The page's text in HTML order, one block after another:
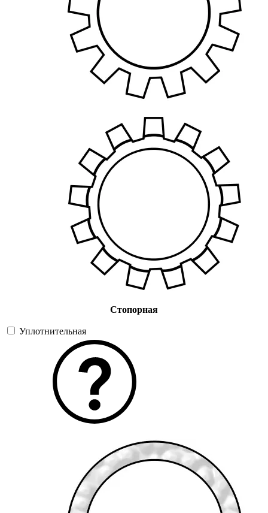
Стопорная
Уплотнительная